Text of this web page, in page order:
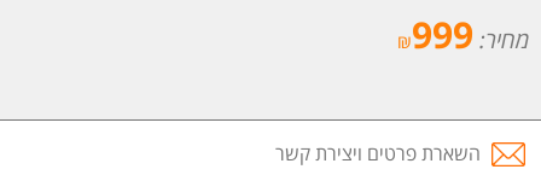
מחיר: 999
₪
השארת פרטים ויצירת קשר